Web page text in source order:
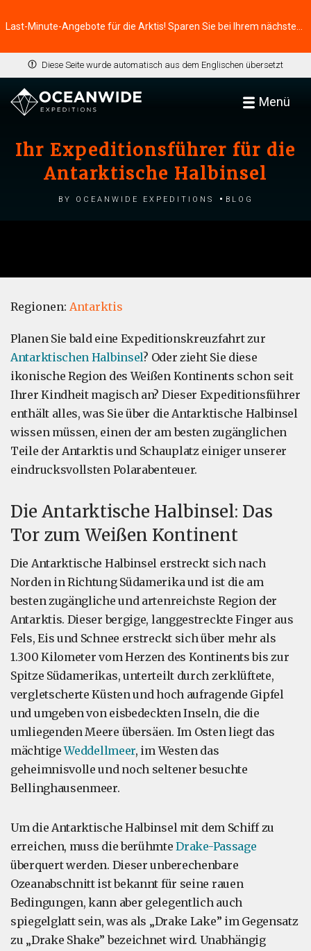
Diese Seite wurde automatisch aus dem Englischen übersetzt
Menü
Ihr Expeditionsführer für die
Antarktische Halbinsel
by Oceanwide Expeditions Blog
Regionen: Antarktis
Planen Sie bald eine Expeditionskreuzfahrt zur
Antarktischen Halbinsel? Oder zieht Sie diese
ikonische Region des Weißen Kontinents schon seit
Ihrer Kindheit magisch an? Dieser Expeditionsführer
enthält alles, was Sie über die Antarktische Halbinsel
wissen müssen, einen der am besten zugänglichen
Teile der Antarktis und Schauplatz einiger unserer
eindrucksvollsten Polarabenteuer.
Die Antarktische Halbinsel: Das
Tor zum Weißen Kontinent
Die Antarktische Halbinsel erstreckt sich nach
Norden in Richtung Südamerika und ist die am
besten zugängliche und artenreichste Region der
Antarktis. Dieser bergige, langgestreckte Finger aus
Fels, Eis und Schnee erstreckt sich über mehr als
1.300 Kilometer vom Herzen des Kontinents bis zur
Spitze Südamerikas, unterteilt durch zerklüftete,
vergletscherte Küsten und hoch aufragende Gipfel
und umgeben von eisbedeckten Inseln, die die
umliegenden Meere übersäen. Im Osten liegt das
mächtigeWeddellmeer, im Westen das
geheimnisvolle und noch seltener besuchte
Bellinghausenmeer.
Um die Antarktische Halbinsel mit dem Schiff zu
erreichen, muss die berühmteDrake-Passage
überquert werden. Dieser unberechenbare
Ozeanabschnitt ist bekannt für seine rauen
Bedingungen, kann aber gelegentlich auch
spiegelglatt sein, was als „Drake Lake” im Gegensatz
zu „Drake Shake” bezeichnet wird. Unabhängig